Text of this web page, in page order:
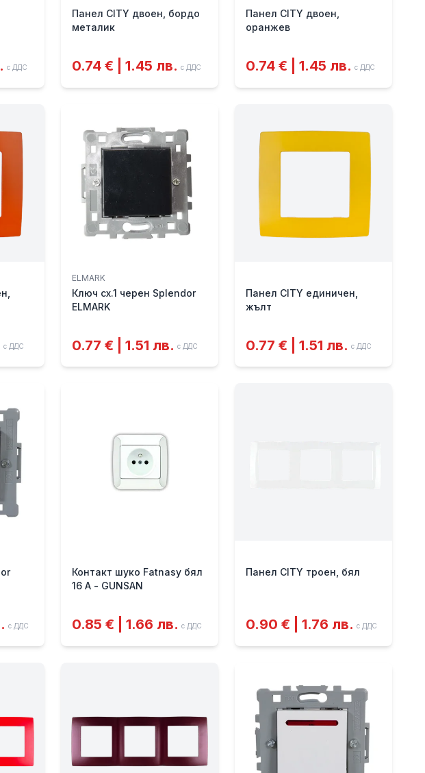
с ДДС
Панел CITY двоен, бордо
металик
0.74 € | 1.45 лв. с ДДС
Панел CITY двоен,
оранжев
0.74 € | 1.45 лв. с ДДС
с ДДС
ELMARK
Ключ сх.1 черен Splendor
ELMARK
0.77 € | 1.51 лв. с ДДС
Панел CITY единичен,
жълт
0.77 € | 1.51 лв. с ДДС
с ДДС
Контакт шуко Fatnasy бял
16 A - GUNSAN
0.85 € | 1.66 лв. с ДДС
Панел CITY троен, бял
0.90 € | 1.76 лв. с ДДС